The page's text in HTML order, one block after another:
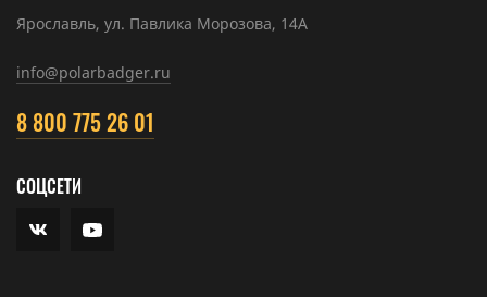
Ярославль, ул. Павлика Морозова, 14А
info@polarbadger.ru
8 800 775 26 01
СОЦСЕТИ